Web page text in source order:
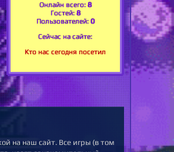
Онлайн всего: 8
Гостей: 8
Пользователей: 0
Сейчас на сайте:
Кто нас сегодня посетил
на наш сайт. Все игры (в том